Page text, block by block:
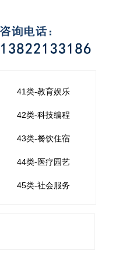
41类-教育娱乐
42类-科技编程
43类-餐饮住宿
44类-医疗园艺
45类-社会服务